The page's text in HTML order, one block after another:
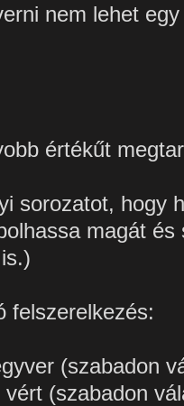
nem lehet
értékűt
sorozatot, hogy
magát
felszerelkezés:
(szabadon
(szabadon